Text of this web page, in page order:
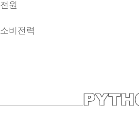
전원
소비전력